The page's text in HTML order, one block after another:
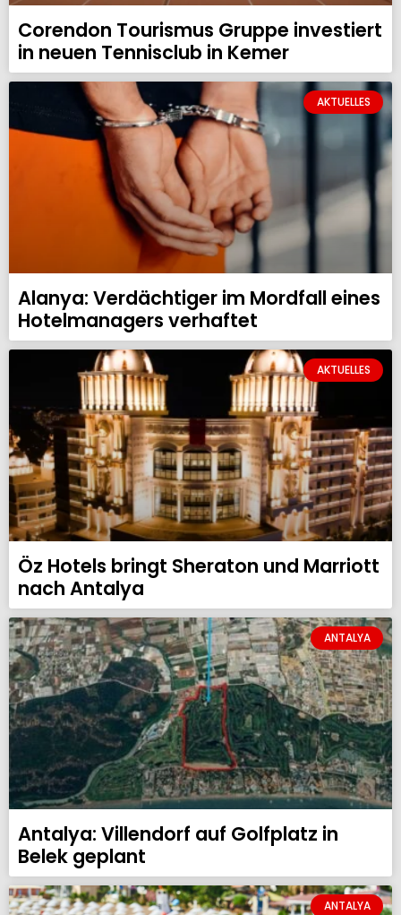
Corendon Tourismus Gruppe investiert
in neuen Tennisclub in Kemer
AKTUELLES
Alanya: Verdächtiger im Mordfall eines
Hotelmanagers verhaftet
AKTUELLES
Öz Hotels bringt Sheraton und Marriott
nach Antalya
ANTALYA
Antalya: Villendorf auf Golfplatz in
Belek geplant
ANTALYA